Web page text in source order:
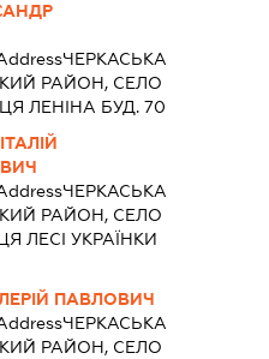
ЧЕРКАСЬКА
РАЙОН, СЕЛО
ЛЕНІНА БУД. 70
ЧЕРКАСЬКА
РАЙОН, СЕЛО
ЛЕСІ УКРАЇНКИ
ПАВЛОВИЧ
ЧЕРКАСЬКА
РАЙОН, СЕЛО